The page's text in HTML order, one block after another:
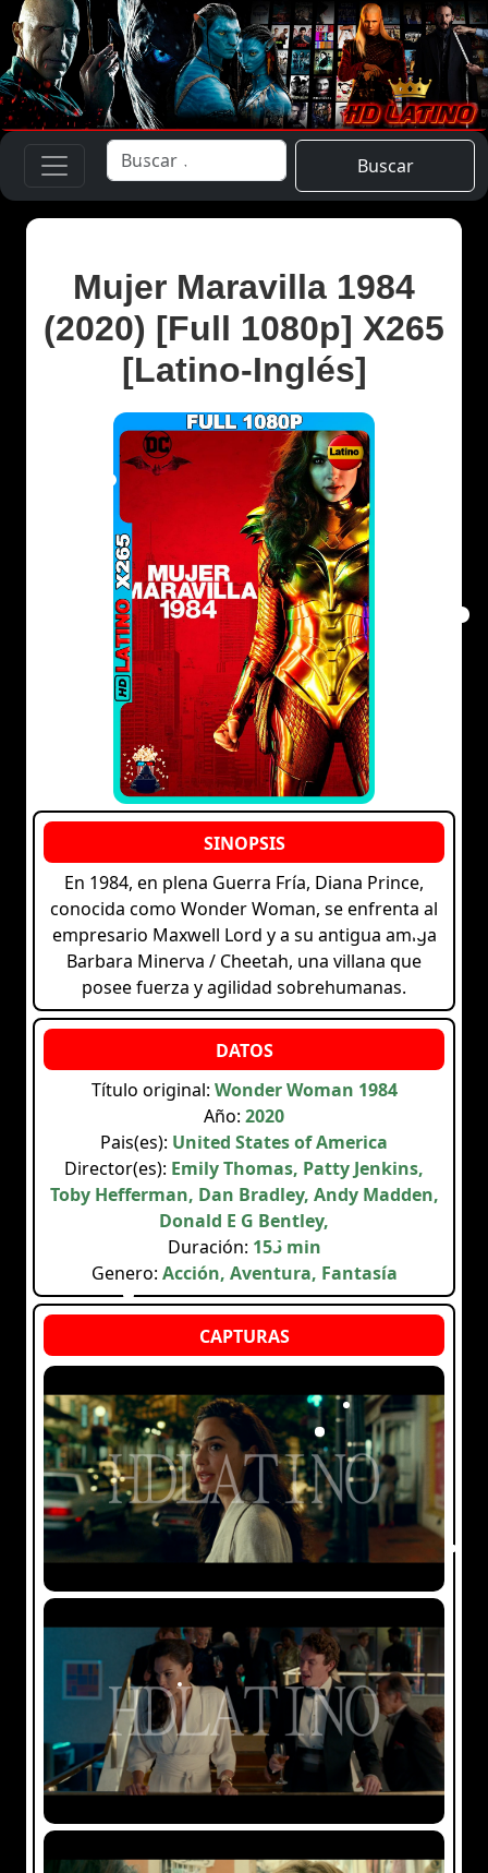
Buscar
Mujer Maravilla 1984
(2020) [Full 1080p] X265
[Latino-Inglés]
En 1984, en plena Guerra Fría, Diana Prince,
conocida como Wonder Woman, se enfrenta al
empresario Maxwell Lord y a su antigua amiga
Barbara Minerva / Cheetah, una villana que
posee fuerza y agilidad sobrehumanas.
Título original: Wonder Woman 1984
Año: 2020
Pais(es): United States of America
Director(es): Emily Thomas, Patty Jenkins,
Toby Hefferman, Dan Bradley, Andy Madden,
Donald E G Bentley,
Duración: 155 min
Genero: Acción, Aventura, Fantasía